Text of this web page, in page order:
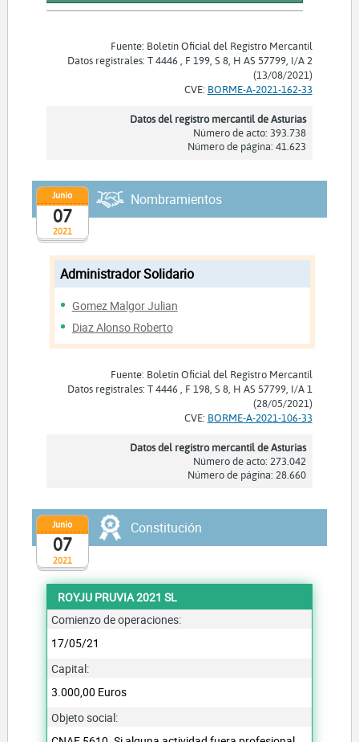
Fuente: Boletín Oficial del Registro Mercantil
Datos registrales: T 4446 , F 199, S 8, H AS 57799, I/A 2
(13/08/2021)
CVE: BORME-A-2021-162-33
Datos del registro mercantil de Asturias
Número de acto: 393.738
Número de página: 41.623
2021
Junio
07
Nombramientos
Administrador Solidario
Gomez Malgor Julian
Diaz Alonso Roberto
Fuente: Boletín Oficial del Registro Mercantil
Datos registrales: T 4446 , F 198, S 8, H AS 57799, I/A 1
(28/05/2021)
CVE: BORME-A-2021-106-33
Datos del registro mercantil de Asturias
Número de acto: 273.042
Número de página: 28.660
2021
Junio
07
Constitución
ROYJU PRUVIA 2021 SL
Comienzo de operaciones:
17/05/21
Capital:
3.000,00 Euros
Objeto social: